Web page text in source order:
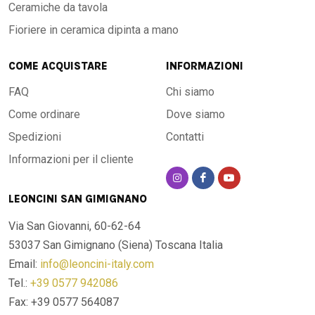
ogni pezzo porta con sé il segno della lavorazione
artigianale, con sfumature e dettagli che lo rendono un
resistenti ai raggi UV, alle intemperie e all'usura quotidiana: i
colori non sbiadiscono nel tempo.
Grazie alla sua resistenza alle temperature estreme — da
-60 °C a +1000 °C — questo tavolo è pensato per vivere
Giardino: resiste a gelate, grandine e sole estivo senza
subire danni
Terrazza e veranda: aggiunge eleganza agli spazi aperti
con un tocco mediterraneo
Ceramiche da tavola
Fioriere in ceramica dipinta a mano
COME ACQUISTARE
FAQ
Come ordinare
Spedizioni
Informazioni per il cliente
INFORMAZIONI
Chi siamo
Dove siamo
Contatti
LEONCINI SAN GIMIGNANO
Via San Giovanni, 60-62-64
53037 San Gimignano (Siena) Toscana Italia
Email: info@leoncini-italy.com
Tel.: +39 0577 942086
Fax: +39 0577 564087